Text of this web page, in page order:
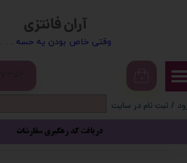
آران فانتزی
​​وقتی خاص بودن یه حسه . . .
/ ثبت نام در سایت
سفارشات
خروج از حساب کاربری
دریافت کد رهگیری سفارشات